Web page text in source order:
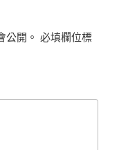
公開。 必填欄位標